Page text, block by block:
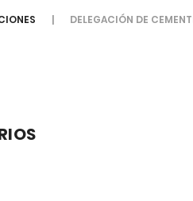
DELEGACIÓN DE